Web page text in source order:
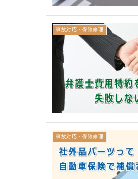
事故対応・保険修理
事故対応・保険修理